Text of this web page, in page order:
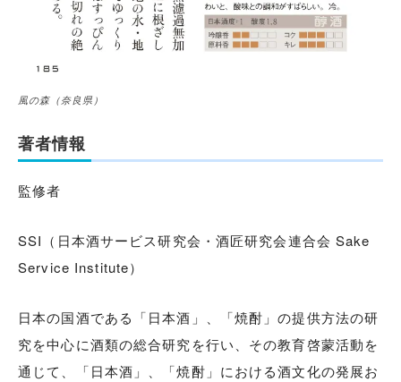
風の森（奈良県）
著者情報
監修者
SSI（日本酒サービス研究会・酒匠研究会連合会 Sake
Service Institute）
日本の国酒である「日本酒」、「焼酎」の提供方法の研
究を中心に酒類の総合研究を行い、その教育啓蒙活動を
通じて、「日本酒」、「焼酎」における酒文化の発展お